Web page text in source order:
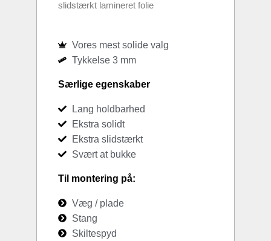
slidstærkt lamineret folie
Vores mest solide valg
Tykkelse 3 mm
Særlige egenskaber
Lang holdbarhed
Ekstra solidt
Ekstra slidstærkt
Svært at bukke
Til montering på:
Væg / plade
Stang
Skiltespyd